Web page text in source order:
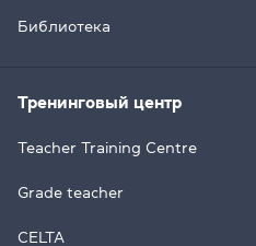
Библиотека
Тренинговый центр
Teacher Training Centre
Grade teacher
CELTA